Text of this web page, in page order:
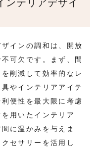
ンテリアデザイ
インの調和は、開放
可欠です。まず、間
削減して効率的なレ
やインテリアアイテ
便性を最大限に考慮
用いたインテリア
に温かみを与えま
セサリーを活用し